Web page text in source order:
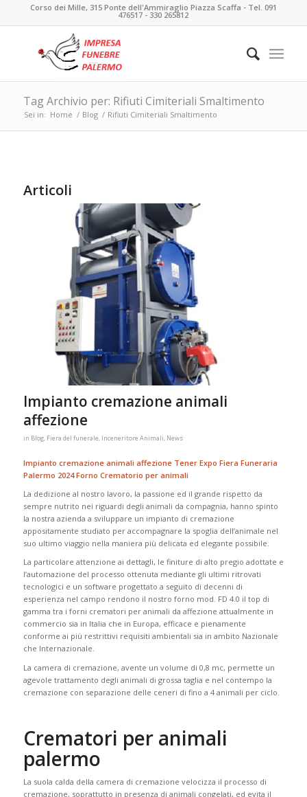
Corso dei Mille, 315 Ponte dell'Ammiraglio Piazza Scaffa - Tel. 091
476517 - 330 265812
Tag Archivio per: Rifiuti Cimiteriali Smaltimento
Sei in: Home / Blog / Rifiuti Cimiteriali Smaltimento
Articoli
Impianto cremazione animali
affezione
in Blog, Fiera del funerale, Inceneritore Animali, News
Impianto cremazione animali affezione Tener Expo Fiera Funeraria
Palermo 2024 Forno Crematorio per animali
La dedizione al nostro lavoro, la passione ed il grande rispetto da
sempre nutrito nei riguardi degli animali da compagnia, hanno spinto
la nostra azienda a sviluppare un impianto di cremazione
appositamente studiato per accompagnare la spoglia dell’animale nel
suo ultimo viaggio nella maniera più delicata ed elegante possibile.
La particolare attenzione ai dettagli, le finiture di alto pregio adottate e
l’automazione del processo ottenuta mediante gli ultimi ritrovati
tecnologici e un software progettato a seguito di decenni di
esperienza nel campo rendono il nostro forno mod. FD 4.0 il top di
gamma tra i forni crematori per animali da affezione attualmente in
commercio sia in Italia che in Europa, efficace e pienamente
conforme ai più restrittivi requisiti ambientali sia in ambito Nazionale
che Internazionale.
La camera di cremazione, avente un volume di 0,8 mc, permette un
agevole trattamento degli animali di grossa taglia e nel contempo la
cremazione con separazione delle ceneri di fino a 4 animali per ciclo.
Crematori per animali
palermo
La suola calda della camera di cremazione velocizza il processo di
cremazione, soprattutto in presenza di animali congelati, ed evita il